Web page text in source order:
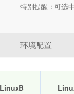
特别提醒：可选
环境配置
LinuxB